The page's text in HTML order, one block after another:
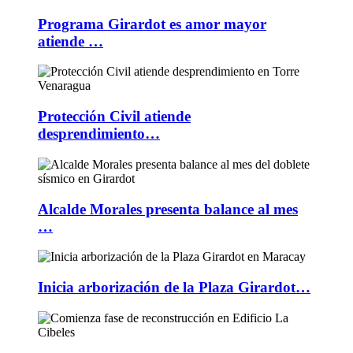
Programa Girardot es amor mayor
atiende …
Protección Civil atiende
desprendimiento…
Alcalde Morales presenta balance al mes
…
Inicia arborización de la Plaza Girardot…